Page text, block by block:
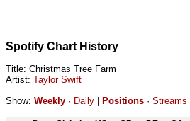
Spotify Chart History
Title: Christmas Tree Farm
Artist: Taylor Swift
Show: Weekly · Daily Positions · Streams